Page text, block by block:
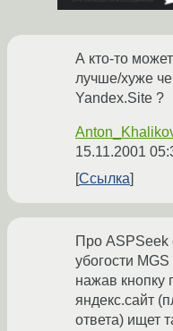
А кто-то
лучше/хуже
Yandex.Site ?
15.11.2001
Ссылка
Про ASPSeek
убогости
нажав кнопку
яндекс.сайт
ответа) ищет